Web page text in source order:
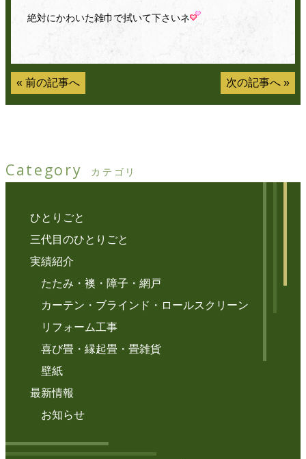
絶対にかわいた雑巾で拭いて下さいネ
« 前の記事へ 次の記事へ »
Category カテゴリ
ひとりごと
三代目のひとりごと
実績紹介
たたみ・襖・障子・網戸
カーテン・ブラインド・ロールスクリーン
リフォーム工事
喜び畳・縁起畳・畳雑貨
壁紙
最新情報
お知らせ